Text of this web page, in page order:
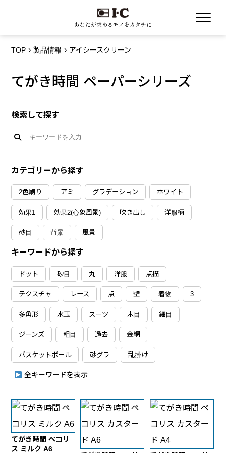
あなたが求めるモノをカタチに
TOP 製品情報 アイシースクリーン
てがき時間 ペーパーシリーズ
検索して探す
カテゴリーから探す
2色刷り アミ グラデーション ホワイト
効果1 効果2(心象風景) 吹き出し 洋服柄
砂目 背景 風景
キーワードから探す
ドット 砂目 丸 洋服 点描
テクスチャ レース 点 壁 着物 3
多角形 水玉 スーツ 木目 細目
ジーンズ 粗目 過去 金網
バスケットボール 砂グラ 乱掛け
全キーワードを表示
てがき時間 ペコリ
ス ミルク A6